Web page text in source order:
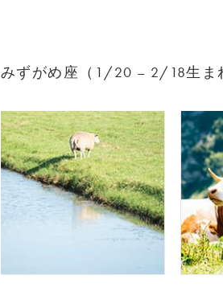
みずがめ座（1/20 – 2/18生ま